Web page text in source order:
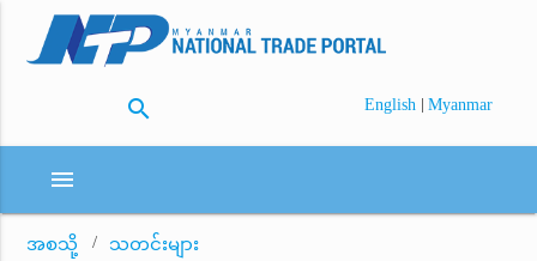
search English | Myanmar
menu
အစသို့ သတင်းများ